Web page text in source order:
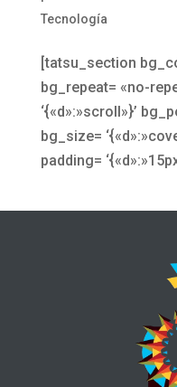
Tecnología
[tatsu_section
bg_repeat= «no-
‘{«d»:»scroll»}’
bg_size=
padding=